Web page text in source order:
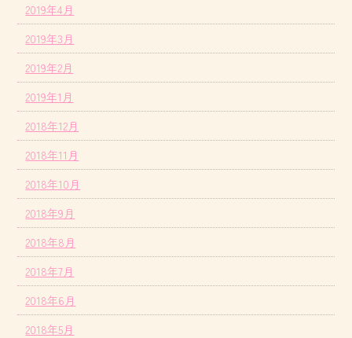
2019年4月
2019年3月
2019年2月
2019年1月
2018年12月
2018年11月
2018年10月
2018年9月
2018年8月
2018年7月
2018年6月
2018年5月